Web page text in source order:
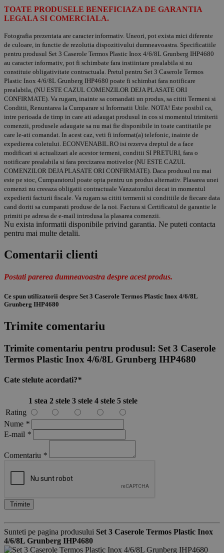
TOATE PRODUSELE BENEFICIAZA DE GARANTIA
LEGALA SI COMERCIALA.
Fotografia prezentata are caracter informativ. Uneori, pot exista mici diferente
de culoare, in functie de rezolutia dispozitivului dumneavoastra. Specificatiile
pentru produsul Set 3 Caserole Termos Plastic Inox 4/6/8L Grunberg IHP4680
au caracter informativ, pot fi schimbate fara instiintare prealabila si nu
constituie obligativitate contractuala. Pretul pentru Set 3 Caserole Termos
Plastic Inox 4/6/8L Grunberg IHP4680 poate fi schimbat fara notificare
prealabila, (NU ESTE CAZUL COMENZILOR DEJA PLASATE ORI
CONFIRMATE). Va rugam, inainte sa comandati un produs, sa cititi Termeni si
Conditii, Renuntarea la Cumparare si Informatii Utile. NOTA! Este posibil ca,
intre perioada de timp in care ati adaugat produsul in cos si momentul trimiterii
comenzii, produsele adaugate sa nu mai fie disponibile in toate cantitatile pe
care le-ati comandat. In acest caz, veti fi informat(a) telefonic, inainte de
expedierea coletului. ECONVENABIL.RO isi rezerva dreptul de a face
modificari si actualizari ale acestor termeni, conditii SI PRETURI, fara o
notificare prealabila si fara precizarea motivelor (NU ESTE CAZUL
COMENZILOR DEJA PLASATE ORI CONFIRMATE). Daca produsul nu mai
este pe stoc, Cumparatorul poate opta pentru un produs alternativ. Plasarea unei
comenzi nu creeaza obligatii contractuale Vanzatorului decat in momentul
expedierii facturii fiscale. Va rugam sa cititi termenii si conditiile de fiecare data
cand doriti sa cumparati produse de la noi. Factura si Certificatul de garantie le
primiti pe adresa de e-mail introdusa la plasarea comenzii.
Nu exista informatii disponibile privind garantia. Ne puteti contacta
pentru mai multe detalii.
Comentarii clienti
Postati parerea dumneavoastra despre acest produs.
Ce spun utilizatorii despre Set 3 Caserole Termos Plastic Inox 4/6/8L
Grunberg IHP4680
Trimite comentariu
Trimite comentariu pentru produsul: Set 3 Caserole
Termos Plastic Inox 4/6/8L Grunberg IHP4680
Cate stelute acordati?*
1 stea 2 stele 3 stele 4 stele 5 stele
Rating
Nume *
E-mail *
Comentariu *
Trimite
Sunteti pe pagina produsului Set 3 Caserole Termos Plastic Inox
4/6/8L Grunberg IHP4680